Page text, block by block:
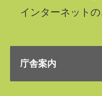
インターネット
庁舎案内